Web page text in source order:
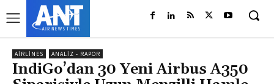
AIRLINES ANALIZ - RAPOR
IndiGo’dan 30 Yeni Airbus A350